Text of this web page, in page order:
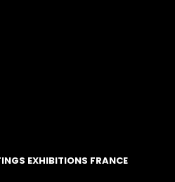
EXHIBITIONS FRANCE